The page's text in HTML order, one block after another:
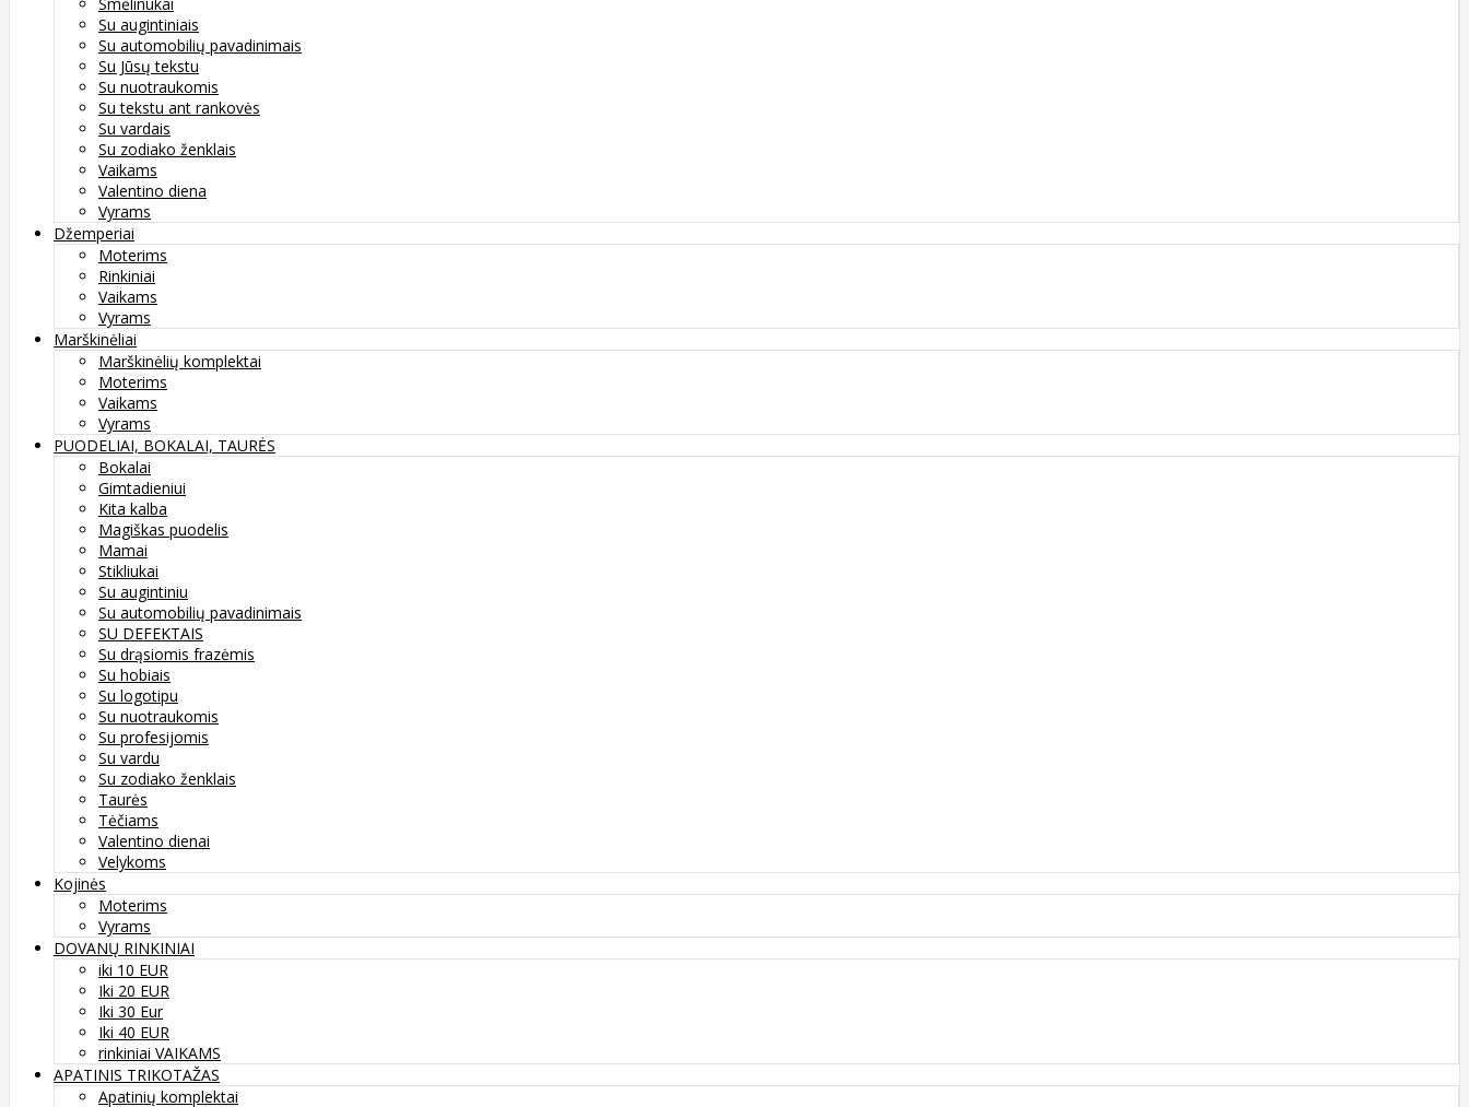
Su augintiniais
Su automobilių pavadinimais
Su Jūsų tekstu
Su nuotraukomis
Su tekstu ant rankovės
Su vardais
Su zodiako ženklais
Vaikams
Valentino diena
Vyrams
Džemperiai
Moterims
Rinkiniai
Vaikams
Vyrams
Marškinėliai
Marškinėlių komplektai
Moterims
Vaikams
Vyrams
PUODELIAI, BOKALAI, TAURĖS
Bokalai
Gimtadieniui
Kita kalba
Magiškas puodelis
Mamai
Stikliukai
Su augintiniu
Su automobilių pavadinimais
SU DEFEKTAIS
Su drąsiomis frazėmis
Su hobiais
Su logotipu
Su nuotraukomis
Su profesijomis
Su vardu
Su zodiako ženklais
Taurės
Tėčiams
Valentino dienai
Velykoms
Kojinės
Moterims
Vyrams
DOVANŲ RINKINIAI
iki 10 EUR
Iki 20 EUR
Iki 30 Eur
Iki 40 EUR
rinkiniai VAIKAMS
APATINIS TRIKOTAŽAS
Apatinių komplektai